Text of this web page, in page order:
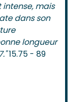
intense, mais
dans son
longueur
15.75 - 89